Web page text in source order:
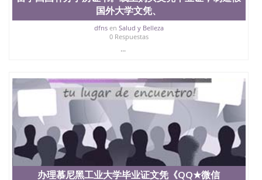
134种学士学科和65个硕士学科，并有来自世界60余
国的学生来此就读。其有名的科系如计算机科学，电
子工程学，工商管理学，艺术设计，和航空学等，深
定金下单； 3、公司确认到账转制作点做电子图；
4、电子图做好发给客户确认； 5、电子图确认好转成
品部做成品； 6、成品做好拍照或者视频确认再付余
款； 7、快递给客户（国内顺丰，国外DHL）。 三、
真实网上可查的证明材料 1、教育部学历学位认证，
留服真实存档可查，存档。 2、留学回国人员证明
（使馆认证），使馆网站真实存档可查。 3、留信网
真实可查认证办理，存档可查，终身受用。 四、办理
流程农业科学院、艺术与建筑学院、商学院、交流学
国外大学文凭、
dfnsen Salud y Belleza
0 Respuestas
...
办理慕尼黑工业大学毕业证文凭《QQ★微信